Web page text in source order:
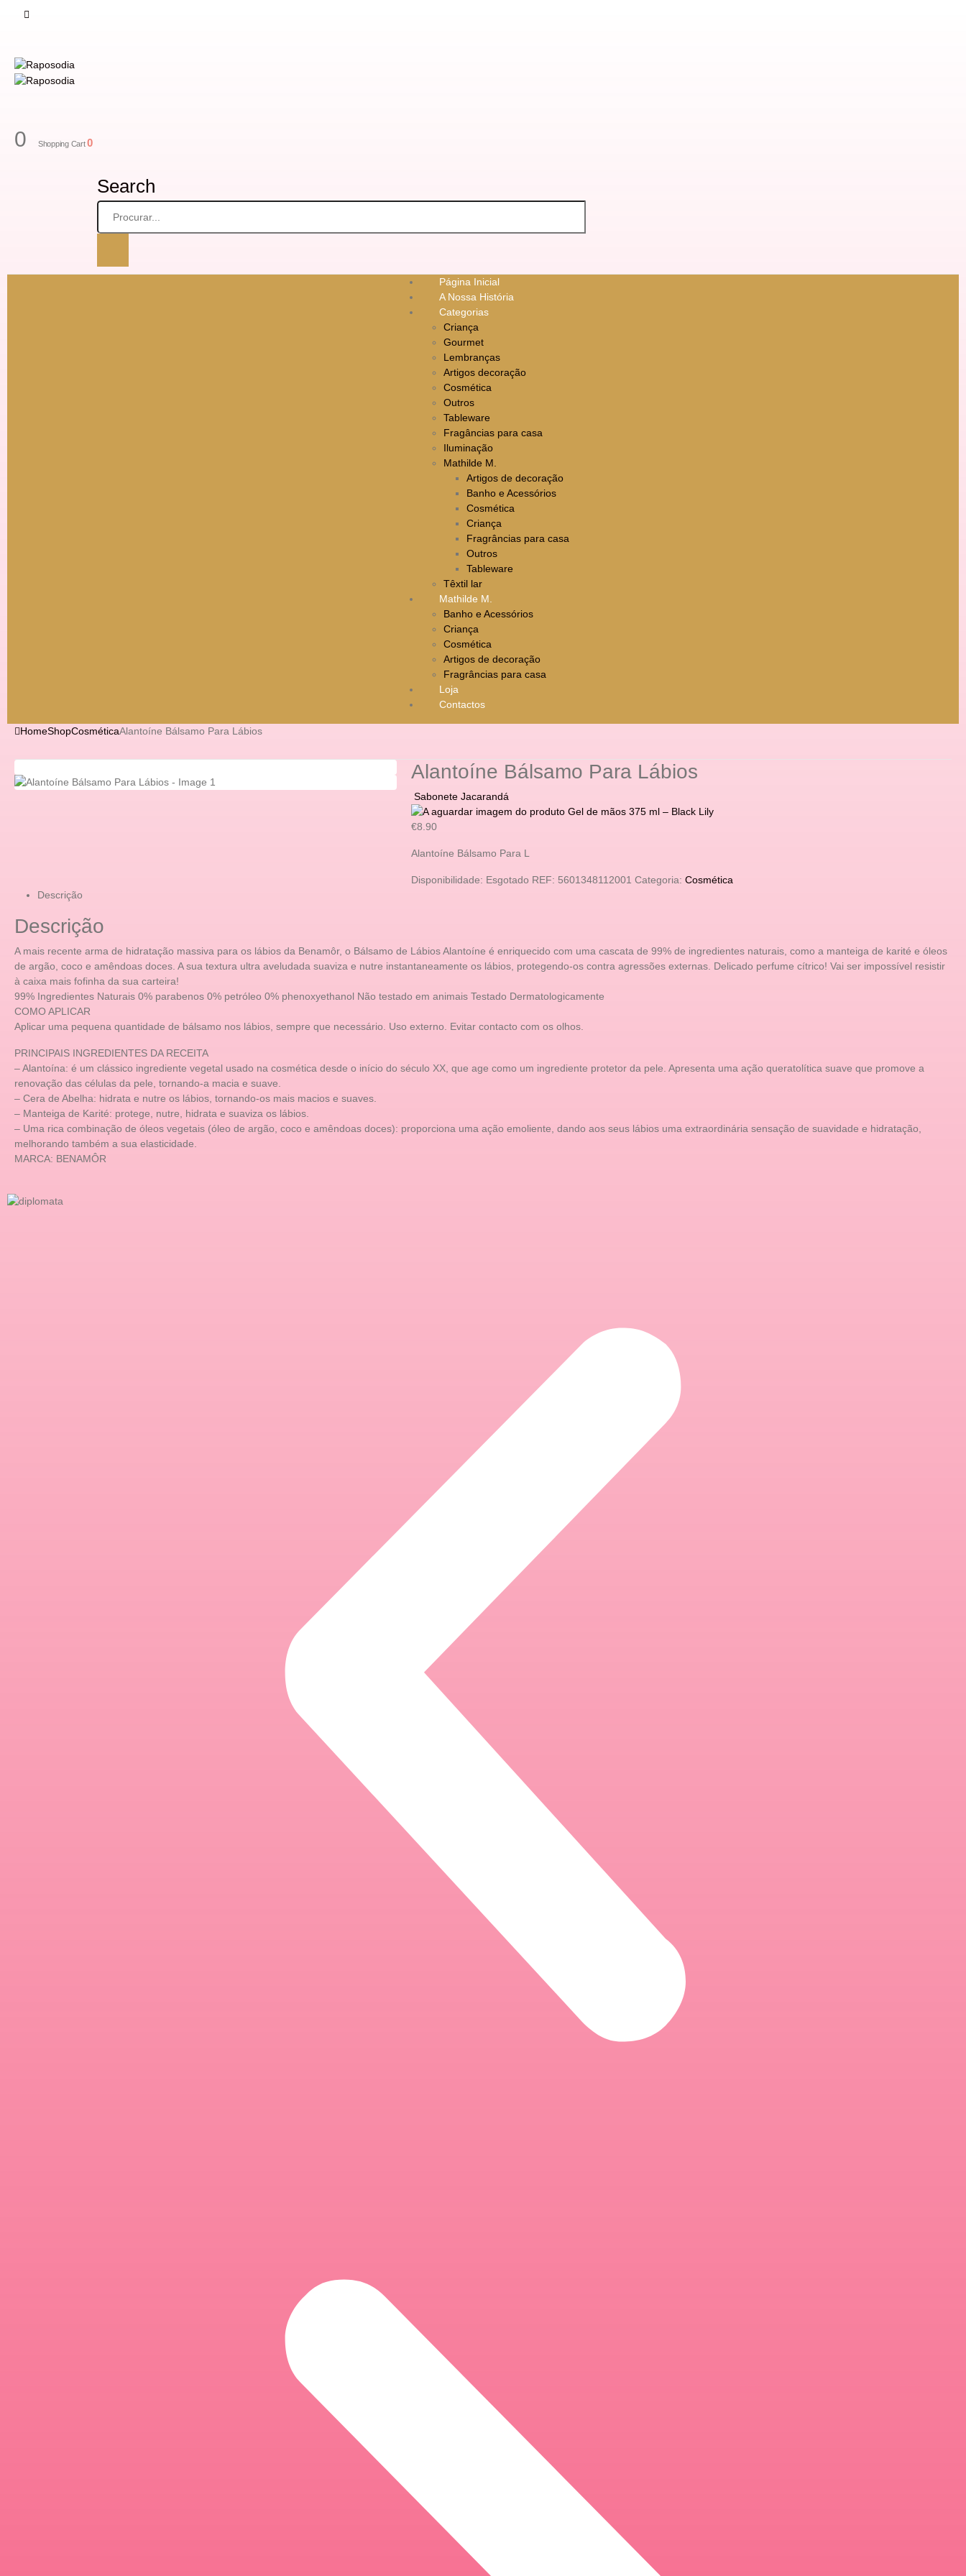
0 Shopping Cart0
Search
Página Inicial
A Nossa História
Categorias
Criança
Gourmet
Lembranças
Artigos decoração
Cosmética
Outros
Tableware
Fragâncias para casa
Iluminação
Mathilde M.
Artigos de decoração
Banho e Acessórios
Cosmética
Criança
Fragrâncias para casa
Outros
Tableware
Têxtil lar
Mathilde M.
Banho e Acessórios
Criança
Cosmética
Artigos de decoração
Fragrâncias para casa
Loja
Contactos
HomeShopCosméticaAlantoíne Bálsamo Para Lábios
Alantoíne Bálsamo Para Lábios
Sabonete Jacarandá
Gel de mãos 375 ml – Black Lily
€8.90
Alantoíne Bálsamo Para L
Disponibilidade: Esgotado REF: 5601348112001 Categoria: Cosmética
Descrição
Descrição
A mais recente arma de hidratação massiva para os lábios da Benamôr, o Bálsamo de Lábios Alantoíne é enriquecido com uma cascata de 99% de ingredientes naturais, como a manteiga de karité e óleos
de argão, coco e amêndoas doces. A sua textura ultra aveludada suaviza e nutre instantaneamente os lábios, protegendo-os contra agressões externas. Delicado perfume cítrico! Vai ser impossível resistir
à caixa mais fofinha da sua carteira!
99% Ingredientes Naturais 0% parabenos 0% petróleo 0% phenoxyethanol Não testado em animais Testado Dermatologicamente
COMO APLICAR
Aplicar uma pequena quantidade de bálsamo nos lábios, sempre que necessário. Uso externo. Evitar contacto com os olhos.
PRINCIPAIS INGREDIENTES DA RECEITA
– Alantoína: é um clássico ingrediente vegetal usado na cosmética desde o início do século XX, que age como um ingrediente protetor da pele. Apresenta uma ação queratolítica suave que promove a
renovação das células da pele, tornando-a macia e suave.
– Cera de Abelha: hidrata e nutre os lábios, tornando-os mais macios e suaves.
– Manteiga de Karité: protege, nutre, hidrata e suaviza os lábios.
– Uma rica combinação de óleos vegetais (óleo de argão, coco e amêndoas doces): proporciona uma ação emoliente, dando aos seus lábios uma extraordinária sensação de suavidade e hidratação,
melhorando também a sua elasticidade.
MARCA: BENAMÔR